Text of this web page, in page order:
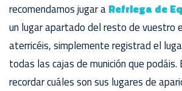
recomendamos jugar aRefriega de
un lugar apartado del resto de vuestro
aterricéis, simplemente registrad el
todas las cajas de munición que
recordar cuáles son sus lugares de